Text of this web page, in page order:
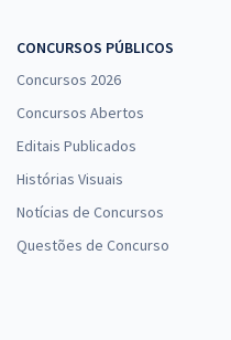
CONCURSOS PÚBLICOS
Concursos 2026
Concursos Abertos
Editais Publicados
Histórias Visuais
Notícias de Concursos
Questões de Concurso